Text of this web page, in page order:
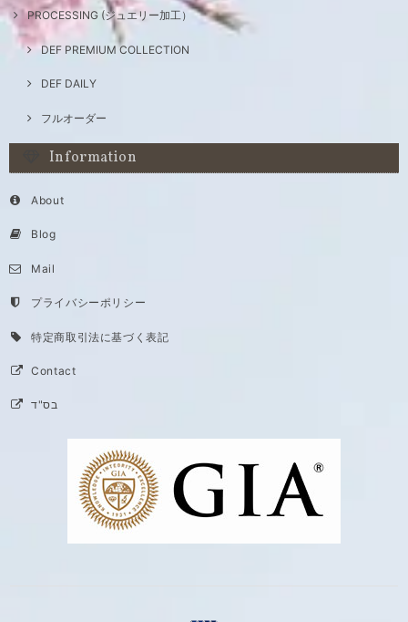
PROCESSING (ジュエリー加工）
DEF PREMIUM COLLECTION
DEF DAILY
フルオーダー
Information
About
Blog
Mail
プライバシーポリシー
特定商取引法に基づく表記
Contact
בס"ד